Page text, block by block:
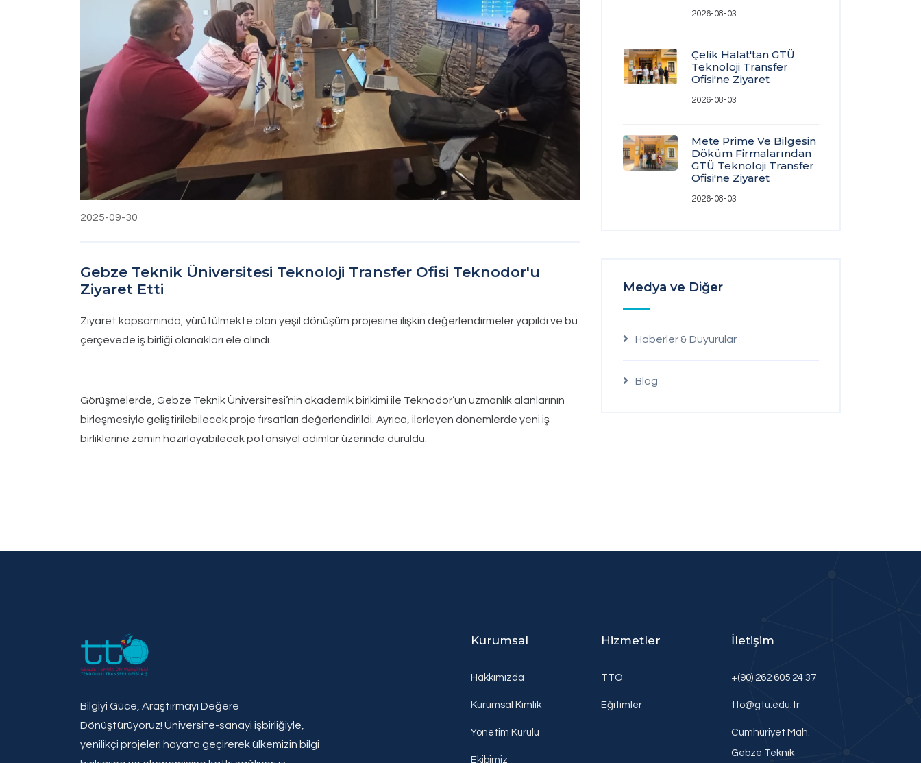
2025-09-30
Gebze Teknik Üniversitesi Teknoloji Transfer Ofisi Teknodor'u
Ziyaret Etti
Ziyaret kapsamında, yürütülmekte olan yeşil dönüşüm projesine ilişkin değerlendirmeler yapıldı ve bu
çerçevede iş birliği olanakları ele alındı.
Görüşmelerde, Gebze Teknik Üniversitesi’nin akademik birikimi ile Teknodor’un uzmanlık alanlarının
birleşmesiyle geliştirilebilecek proje fırsatları değerlendirildi. Ayrıca, ilerleyen dönemlerde yeni iş
birliklerine zemin hazırlayabilecek potansiyel adımlar üzerinde duruldu.
2026-08-03
Çelik Halat'tan GTÜ
Teknoloji Transfer
Ofisi'ne Ziyaret
2026-08-03
Mete Prime Ve Bilgesin
Döküm Firmalarından
GTÜ Teknoloji Transfer
Ofisi'ne Ziyaret
2026-08-03
Medya ve Diğer
Haberler & Duyurular
Blog
Bilgiyi Güce, Araştırmayı Değere
Dönüştürüyoruz! Üniversite-sanayi işbirliğiyle,
yenilikçi projeleri hayata geçirerek ülkemizin bilgi
Kurumsal
Hakkımızda
Kurumsal Kimlik
Yönetim Kurulu
Ekibimiz
Hizmetler
TTO
Eğitimler
İletişim
+(90) 262 605 24 37
tto@gtu.edu.tr
Cumhuriyet Mah.
Gebze Teknik